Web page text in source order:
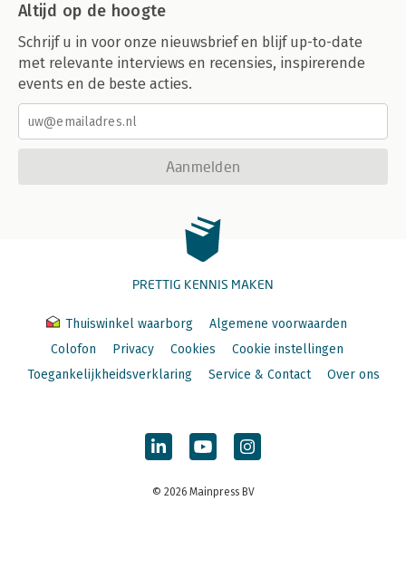
Altijd op de hoogte
Schrijf u in voor onze nieuwsbrief en blijf up-to-date
met relevante interviews en recensies, inspirerende
events en de beste acties.
Aanmelden
PRETTIG KENNIS MAKEN
Thuiswinkel waarborg
Algemene voorwaarden
Colofon
Privacy Cookies
Cookie instellingen
Toegankelijkheidsverklaring
Service & Contact Over ons
© 2026 Mainpress BV